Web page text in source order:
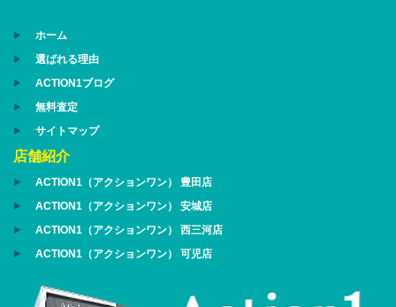
ホーム
選ばれる理由
ACTION1ブログ
無料査定
サイトマップ
店舗紹介
ACTION1（アクションワン） 豊田店
ACTION1（アクションワン） 安城店
ACTION1（アクションワン） 西三河店
ACTION1（アクションワン） 可児店